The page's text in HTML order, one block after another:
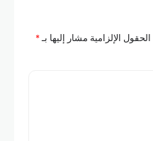
الحقول الإلزامية مشار إليها بـ*